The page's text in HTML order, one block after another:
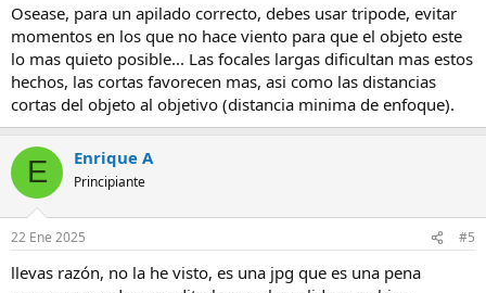
Osease, para un apilado correcto, debes usar tripode, evitar
momentos en los que no hace viento para que el objeto este
lo mas quieto posible... Las focales largas dificultan mas estos
hechos, las cortas favorecen mas, asi como las distancias
cortas del objeto al objetivo (distancia minima de enfoque).
E Enrique A
Principiante
22 Ene 2025 #5
llevas razón, no la he visto, es una jpg que es una pena